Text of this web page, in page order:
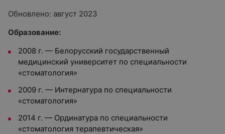
Обновлено: август 2023
Образование:
2008 г. — Белорусский государственный
медицинский университет по специальности
«стоматология»
2009 г. — Интернатура по специальности
«стоматология»
2014 г. — Ординатура по специальности
«стоматология терапевтическая»